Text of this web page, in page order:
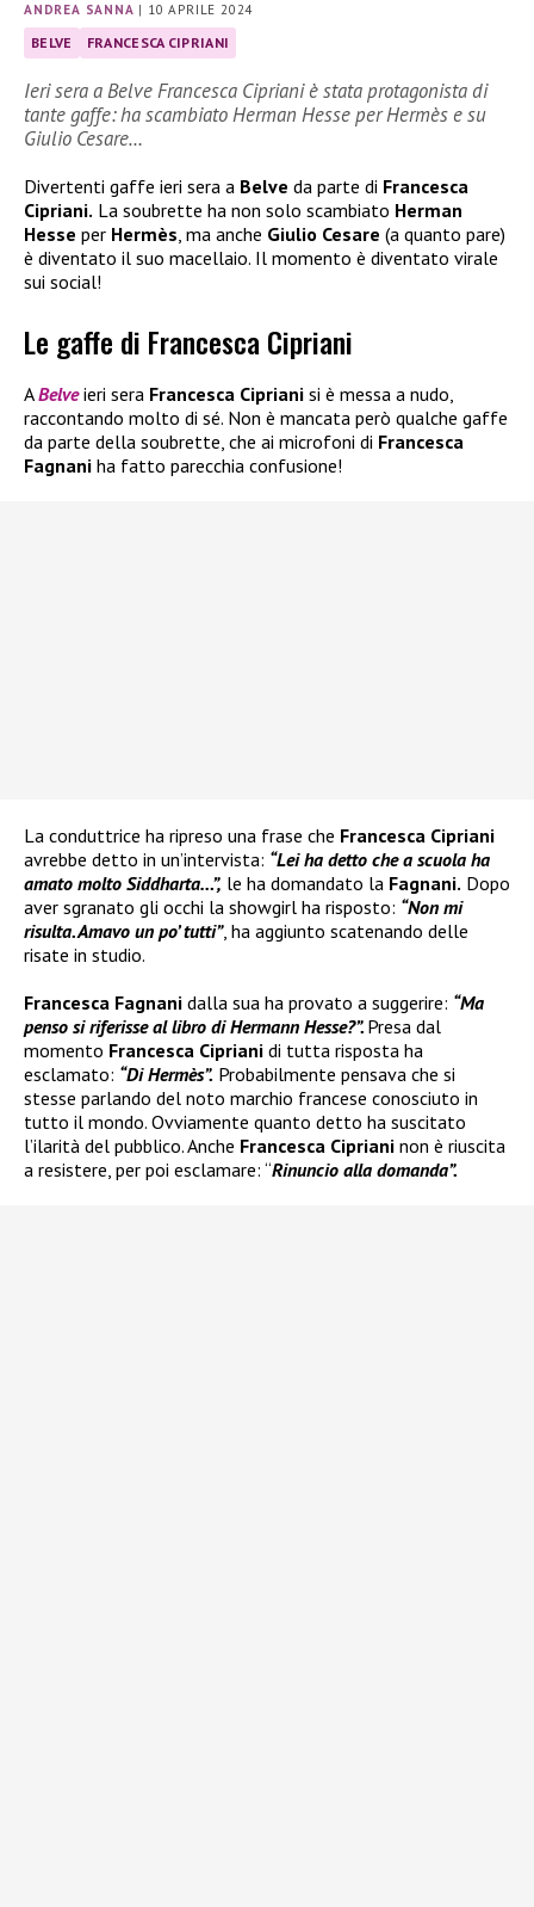
ANDREA SANNA | 10 APRILE 2024
BELVE FRANCESCA CIPRIANI
Ieri sera a Belve Francesca Cipriani è stata protagonista di
tante gaffe: ha scambiato Herman Hesse per Hermès e su
Giulio Cesare…
Divertenti gaffe ieri sera a Belve da parte di Francesca
Cipriani. La soubrette ha non solo scambiato Herman
Hesse per Hermès , ma anche Giulio Cesare (a quanto pare)
è diventato il suo macellaio. Il momento è diventato virale
sui social!
Le gaffe di Francesca Cipriani
ABelveieri sera Francesca Cipriani si è messa a nudo,
raccontando molto di sé. Non è mancata però qualche gaffe
da parte della soubrette, che ai microfoni di Francesca
Fagnani ha fatto parecchia confusione!
La conduttrice ha ripreso una frase che Francesca Cipriani
avrebbe detto in un’intervista: “Lei ha detto che a scuola ha
amato molto Siddharta…”, le ha domandato la Fagnani. Dopo
aver sgranato gli occhi la showgirl ha risposto: “Non mi
risulta. Amavo un po’ tutti”, ha aggiunto scatenando delle
risate in studio.
Francesca Fagnani dalla sua ha provato a suggerire: “Ma
penso si riferisse al libro di Hermann Hesse?”. Presa dal
momento Francesca Cipriani di tutta risposta ha
esclamato: “Di Hermès”. Probabilmente pensava che si
stesse parlando del noto marchio francese conosciuto in
tutto il mondo. Ovviamente quanto detto ha suscitato
l’ilarità del pubblico. Anche Francesca Cipriani non è riuscita
a resistere, per poi esclamare: “Rinuncio alla domanda”.